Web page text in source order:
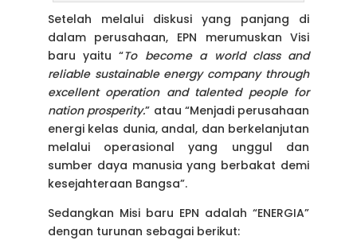
Setelah melalui diskusi yang panjang di
dalam perusahaan, EPN merumuskan Visi
baru yaitu “To become a world class and
reliable sustainable energy company through
excellent operation and talented people for
nation prosperity.” atau “Menjadi perusahaan
energi kelas dunia, andal, dan berkelanjutan
melalui operasional yang unggul dan
sumber daya manusia yang berbakat demi
kesejahteraan Bangsa”.
Sedangkan Misi baru EPN adalah “ENERGIA”
dengan turunan sebagai berikut: